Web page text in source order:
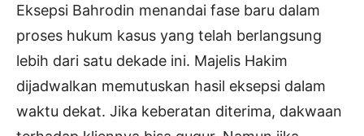
Eksepsi Bahrodin menandai fase baru dalam
proses hukum kasus yang telah berlangsung
lebih dari satu dekade ini. Majelis Hakim
dijadwalkan memutuskan hasil eksepsi dalam
waktu dekat. Jika keberatan diterima, dakwaan